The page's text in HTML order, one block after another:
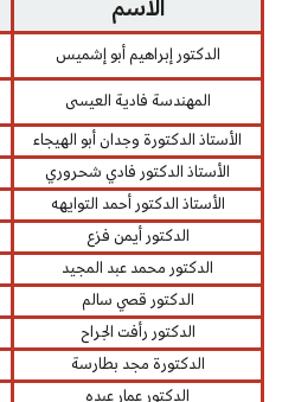
الاسم
الدكتور إبراهيم أبو إشميس
المهندسة فادية العيسى
الأستاذ الدكتورة وجدان أبو الهيجاء
الأستاذ الدكتور فادي شحروري
الأستاذ الدكتور أحمد التوايهه
الدكتور أيمن فزع
الدكتور محمد عبد المجيد
الدكتور قصي سالم
الدكتور رأفت الجراح
الدكتورة مجد بطارسة
الدكتور عمار عبده